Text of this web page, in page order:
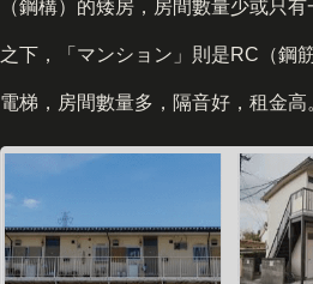
（鋼構）的矮房，房間數量少或只
之下，「マンション」則是RC（鋼
電梯，房間數量多，隔音好，租金高